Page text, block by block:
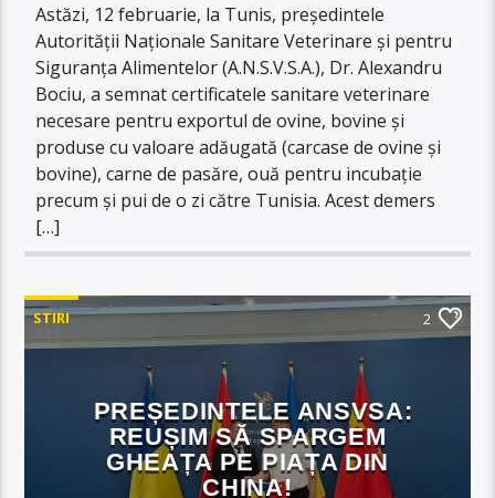
Astăzi, 12 februarie, la Tunis, președintele
Autorității Naționale Sanitare Veterinare și pentru
Siguranța Alimentelor (A.N.S.V.S.A.), Dr. Alexandru
Bociu, a semnat certificatele sanitare veterinare
necesare pentru exportul de ovine, bovine și
produse cu valoare adăugată (carcase de ovine și
bovine), carne de pasăre, ouă pentru incubație
precum și pui de o zi către Tunisia. Acest demers
[…]
STIRI 2
PREȘEDINTELE ANSVSA:
REUȘIM SĂ SPARGEM
GHEAȚA PE PIAȚA DIN
CHINA!